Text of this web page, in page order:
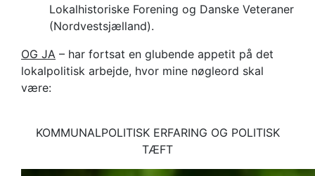
Lokalhistoriske Forening og Danske Veteraner
(Nordvestsjælland).
OG JA – har fortsat en glubende appetit på det
lokalpolitisk arbejde, hvor mine nøgleord skal
være:
KOMMUNALPOLITISK ERFARING OG POLITISK
TÆFT